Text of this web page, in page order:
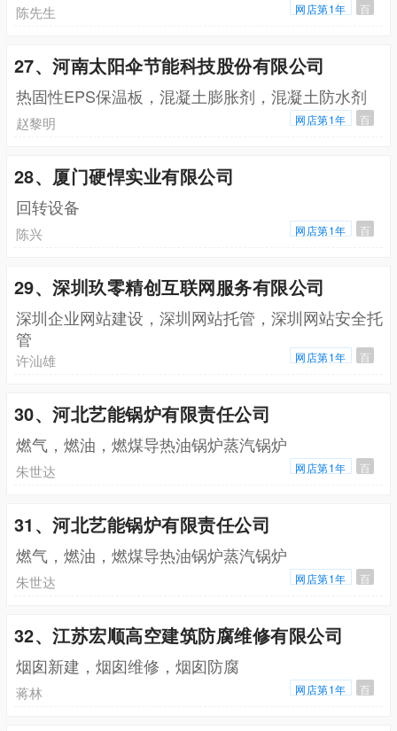
陈先生 网店第1年 百
27、河南太阳伞节能科技股份有限公司
热固性EPS保温板，混凝土膨胀剂，混凝土防水剂
赵黎明 网店第1年 百
28、厦门硬悍实业有限公司
回转设备
陈兴 网店第1年 百
29、深圳玖零精创互联网服务有限公司
深圳企业网站建设，深圳网站托管，深圳网站安全托
管
许汕雄 网店第1年 百
30、河北艺能锅炉有限责任公司
燃气，燃油，燃煤导热油锅炉蒸汽锅炉
朱世达 网店第1年 百
31、河北艺能锅炉有限责任公司
燃气，燃油，燃煤导热油锅炉蒸汽锅炉
朱世达 网店第1年 百
32、江苏宏顺高空建筑防腐维修有限公司
烟囱新建，烟囱维修，烟囱防腐
蒋林 网店第1年 百